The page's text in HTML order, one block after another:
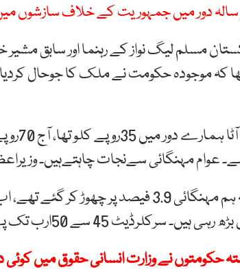
دور میں جمہوریت کے خلاف سازشوں میں
مسلم لیگ نواز کے رہنما اور سابق مشیر
کہ موجودہ حکومت نے ملک کا جوحال
مہنگائی سےنجات چاہتےہیں۔
45 سے 50ارب تک پہنچ گیا ہے۔
حکومتوں نے وزارت انسانی حقوق میں